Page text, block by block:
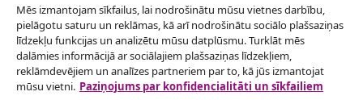
Atteikties no līguma
Iesniegt pieprasījumu par atteikšanos no
pasūtījuma.
Mēs izmantojam sīkfailus, lai nodrošinātu mūsu vietnes darbību,
pielāgotu saturu un reklāmas, kā arī nodrošinātu sociālo plašsaziņas
līdzekļu funkcijas un analizētu mūsu datplūsmu. Turklāt mēs
dalāmies informācijā ar sociālajiem plašsaziņas līdzekļiem,
reklāmdevējiem un analīzes partneriem par to, kā jūs izmantojat
mūsu vietni. Paziņojums par konfidencialitāti un sīkfailiem